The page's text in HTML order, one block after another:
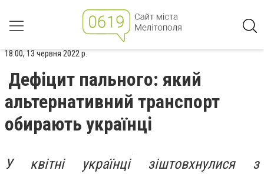
18:00, 13 червня 2022 р.
Дефіцит пального: який
альтернативний транспорт
обирають українці
У квітні українці зіштовхнулися з